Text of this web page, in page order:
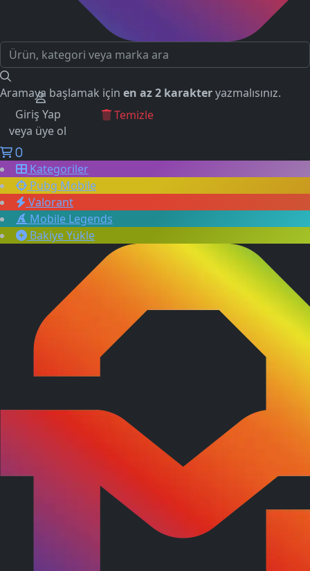
Aramaya başlamak için en az 2 karakteryazmalısınız.
GEÇMİŞ ARAMALAR
Temizle
Giriş Yap
veya üye ol
0
Kategoriler
Pubg Mobile
Valorant
Mobile Legends
Bakiye Yükle